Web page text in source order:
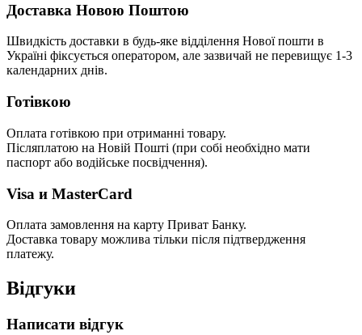
Доставка Новою Поштою
Швидкість доставки в будь-яке відділення Нової пошти в
Україні фіксується оператором, але зазвичай не перевищує 1-3
календарних днів.
Готівкою
Оплата готівкою при отриманні товару.
Післяплатою на Новій Пошті (при собі необхідно мати
паспорт або водійське посвідчення).
Visa и MasterCard
Оплата замовлення на карту Приват Банку.
Доставка товару можлива тільки після підтвердження
платежу.
Відгуки
Написати відгук